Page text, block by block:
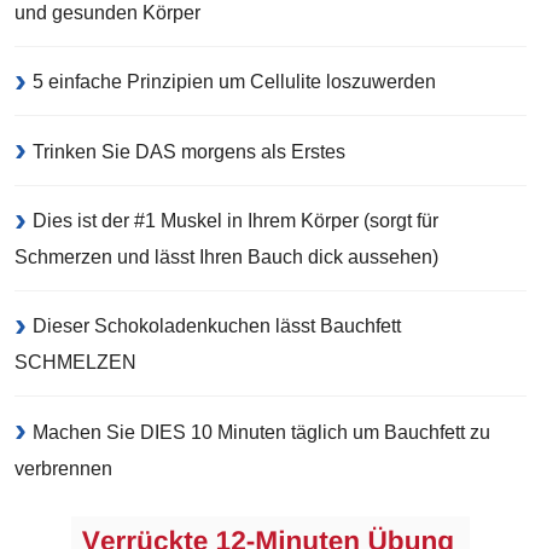
und gesunden Körper
5 einfache Prinzipien um Cellulite loszuwerden
Trinken Sie DAS morgens als Erstes
Dies ist der #1 Muskel in Ihrem Körper (sorgt für
Schmerzen und lässt Ihren Bauch dick aussehen)
Dieser Schokoladenkuchen lässt Bauchfett
SCHMELZEN
Machen Sie DIES 10 Minuten täglich um Bauchfett zu
verbrennen